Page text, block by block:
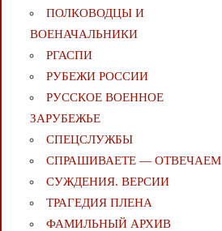
ПОЛКОВОДЦЫ И
ВОЕНАЧАЛЬНИКИ
РГАСПИ
РУБЕЖИ РОССИИ
РУССКОЕ ВОЕННОЕ
ЗАРУБЕЖЬЕ
СПЕЦСЛУЖБЫ
СПРАШИВАЕТЕ — ОТВЕЧАЕМ
СУЖДЕНИЯ. ВЕРСИИ
ТРАГЕДИЯ ПЛЕНА
ФАМИЛЬНЫЙ АРХИВ